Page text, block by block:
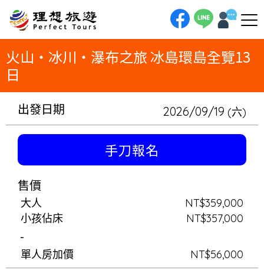
這是一場集結所有冰島必玩活動，充滿動感與驚奇的冒險。
火山‧冰川‧瀑布之旅 冰島環島全覽13
日
出發日期 2026/09/19 (六)
手刀報名
售價
大人
NT$359,000
小孩佔床
NT$357,000
-
單人房加價 NT$56,000